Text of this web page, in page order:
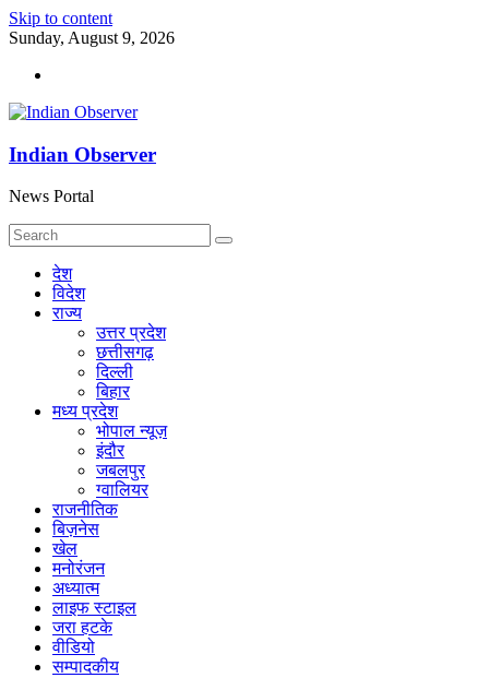
Skip to content
Sunday, August 9, 2026
Indian Observer
News Portal
देश
विदेश
राज्य
उत्तर प्रदेश
छत्तीसगढ़
दिल्ली
बिहार
मध्य प्रदेश
भोपाल न्यूज़
इंदौर
जबलपुर
ग्वालियर
राजनीतिक
बिज़नेस
खेल
मनोरंजन
अध्यात्म
लाइफ स्टाइल
जरा हटके
वीडियो
सम्पादकीय